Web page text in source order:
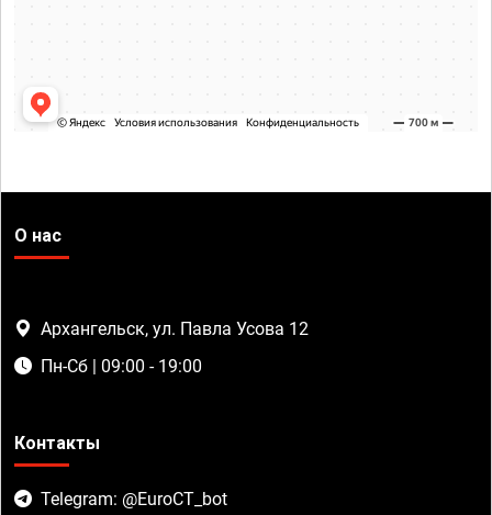
О нас
Архангельск, ул. Павла Усова 12
Пн-Сб | 09:00 - 19:00
Контакты
Telegram: @EuroCT_bot